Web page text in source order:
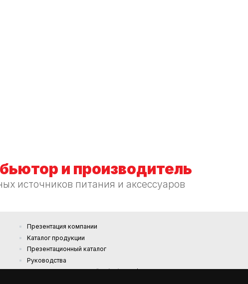
и производитель
источников питания и аксессуаров
Презентация компании
Kаталог продукции
Презентационный каталог
Руководства
Требования к экодизайну (EU) 2019/1782